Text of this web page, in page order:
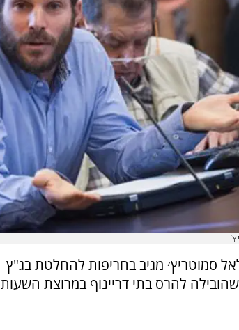
סמוטריץ׳ מגיב בחריפות להחלטת בג"ץ
להרס בתי דריינוף במרוצת השעות